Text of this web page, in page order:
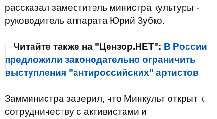
рассказал заместитель министра культуры -
руководитель аппарата Юрий Зубко.
Читайте также на "Цензор.НЕТ": В России
предложили законодательно ограничить
выступления "антироссийских" артистов
Замминистра заверил, что Минкульт открыт к
сотрудничеству с активистами и